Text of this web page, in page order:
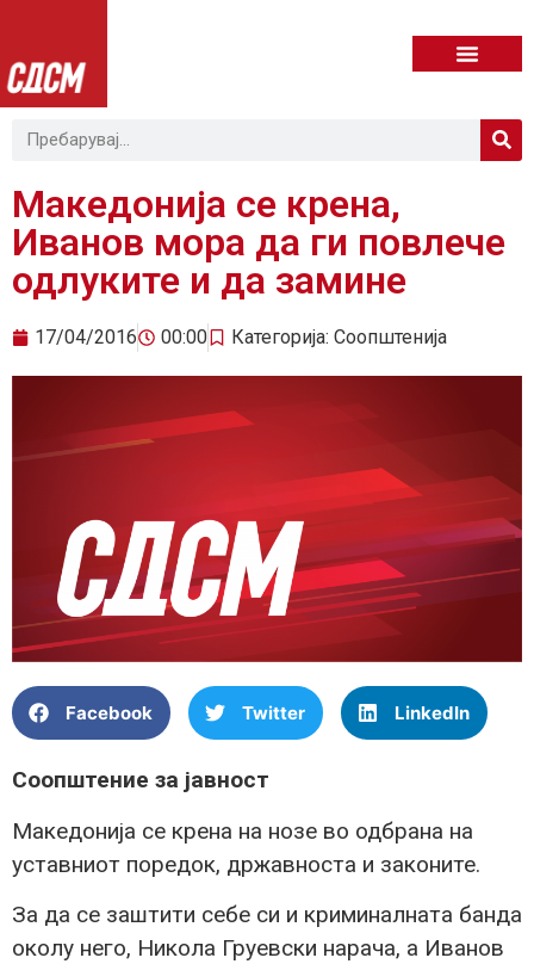
Македонија се крена,
Иванов мора да ги повлече
одлуките и да замине
17/04/2016 00:00 Категорија: Соопштенија
Facebook Twitter LinkedIn
Соопштение за јавност
Македонија се крена на нозе во одбрана на
уставниот поредок, државноста и законите.
За да се заштити себе си и криминалната банда
околу него, Никола Груевски нарача, а Иванов